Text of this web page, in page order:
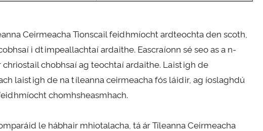
Ceirmeacha Tionscail feidhmíocht ardteochta den scoth,
i dtimpeallachtaí ardaithe. Eascraíonn sé seo as a n-
chobhsaí ag teochtaí ardaithe. Laistigh de
laistigh de na tíleanna ceirmeacha fós láidir, ag íoslaghdú
chomhsheasmhach.
le hábhair mhiotalacha, tá ár Tíleanna Ceirmeacha